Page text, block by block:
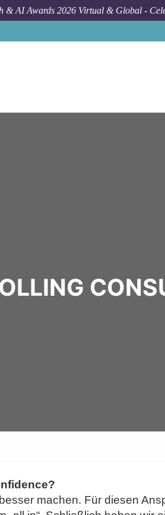
& AI Awards 2026 Virtual & Global -
machen. Für diesen